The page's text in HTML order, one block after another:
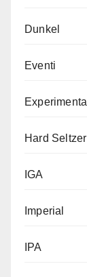
Dunkel
Eventi
Experimental
Hard Seltzer
IGA
Imperial
IPA